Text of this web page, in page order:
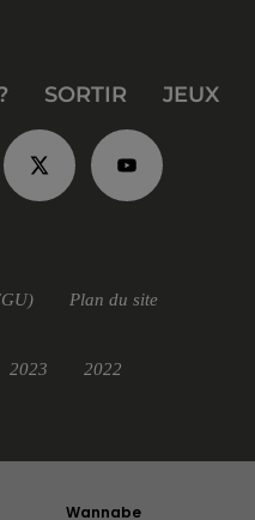
SORTIR JEUX
Wannabe
Plan du site
2023 2022